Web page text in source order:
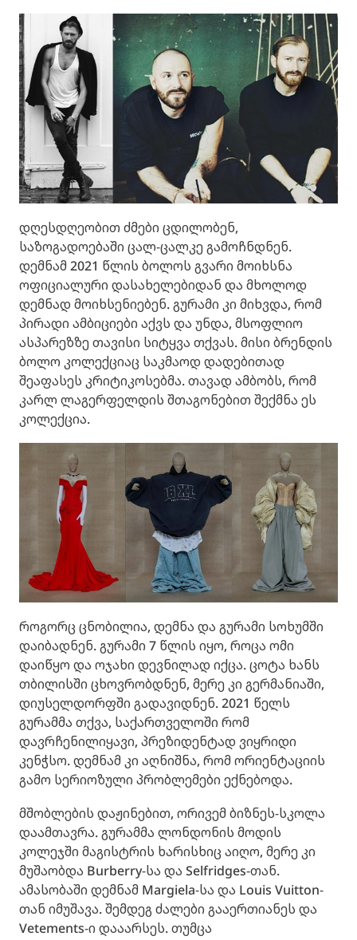
დღესდღეობით ძმები ცდილობენ,
საზოგადოებაში ცალ-ცალკე გამოჩნდნენ.
დემნამ 2021 წლის ბოლოს გვარი მოიხსნა
ოფიციალური დასახელებიდან და მხოლოდ
დემნად მოიხსენიებენ. გურამი კი მიხვდა, რომ
პირადი ამბიციები აქვს და უნდა, მსოფლიო
ასპარეზზე თავისი სიტყვა თქვას. მისი ბრენდის
ბოლო კოლექციაც საკმაოდ დადებითად
შეაფასეს კრიტიკოსებმა. თავად ამბობს, რომ
კარლ ლაგერფელდის შთაგონებით შექმნა ეს
კოლექცია.
როგორც ცნობილია, დემნა და გურამი სოხუმში
დაიბადნენ. გურამი 7 წლის იყო, როცა ომი
დაიწყო და ოჯახი დევნილად იქცა. ცოტა ხანს
თბილისში ცხოვრობდნენ, მერე კი გერმანიაში,
დიუსელდორფში გადავიდნენ. 2021 წელს
გურამმა თქვა, საქართველოში რომ
დავრჩენილიყავი, პრეზიდენტად ვიყრიდი
კენჭსო. დემნამ კი აღნიშნა, რომ ორიენტაციის
გამო სერიოზული პრობლემები ექნებოდა.
მშობლების დაჟინებით, ორივემ ბიზნეს-სკოლა
დაამთავრა. გურამმა ლონდონის მოდის
კოლეჯში მაგისტრის ხარისხიც აიღო, მერე კი
მუშაობდა Burberry-სა და Selfridges-თან.
ამასობაში დემნამ Margiela-სა და Louis Vuitton-
თან იმუშავა. შემდეგ ძალები გააერთიანეს და
Vetements-ი დააარსეს. თუმცა